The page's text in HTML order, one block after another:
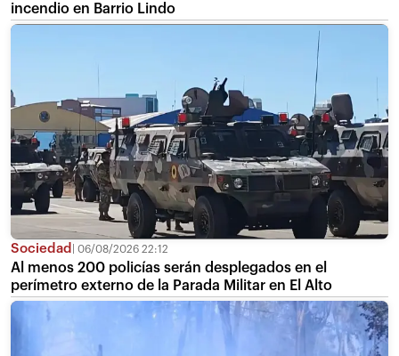
incendio en Barrio Lindo
Sociedad 06/08/2026 22:12
Al menos 200 policías serán desplegados en el
perímetro externo de la Parada Militar en El Alto